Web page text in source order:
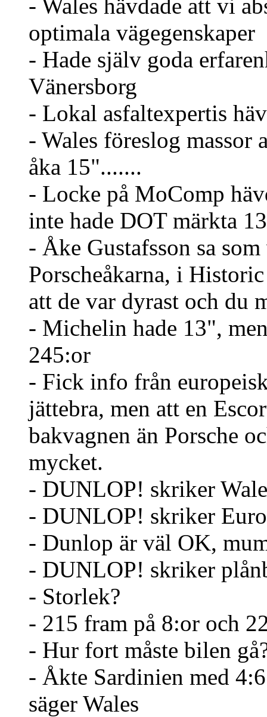
- Wales hävdade att vi
optimala vägegenskaper
- Hade själv goda
Vänersborg
- Lokal asfaltexpertis
- Wales föreslog
åka 15".......
- Locke på MoComp
inte hade DOT märkta
- Åke Gustafsson sa
Porscheåkarna, i
att de var dyrast och du
- Michelin hade 13",
245:or
- Fick info från
jättebra, men att en
bakvagnen än Porsche
mycket.
- DUNLOP! skriker
- DUNLOP! skriker
- Dunlop är väl OK,
- DUNLOP! skriker
- Storlek?
- 215 fram på 8:or och
- Hur fort måste bilen
- Åkte Sardinien med
säger Wales